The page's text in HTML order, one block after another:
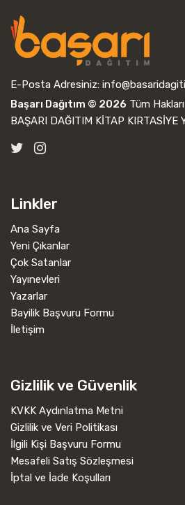
E-Posta Adresiniz:
Başarı Dağıtım © 2026 Tüm Hakları
BAŞARI DAĞITIM KİTAP KIRTASİYE
Linkler
Ana Sayfa
Yeni Çıkanlar
Çok Satanlar
Yayınevleri
Yazarlar
Bayilik Başvuru Formu
İletişim
Gizlilik ve Güvenlik
KVKK Aydınlatma Metni
Gizlilik ve Veri Politikası
İlgili Kişi Başvuru Formu
Mesafeli Satış Sözleşmesi
İptal ve İade Koşulları